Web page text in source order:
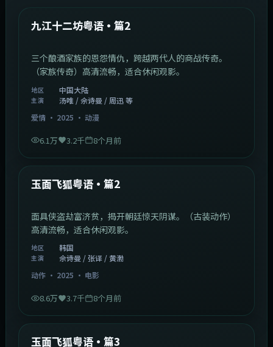
最新
九江十二坊粤语·篇2
三个酿酒家族的恩怨情仇，跨越两代人的商战传奇。
（家族传奇）高清流畅，适合休闲观影。
地区 中国大陆
主演
汤唯 / 佘诗曼 / 周迅 等
爱情· 2025 · 动漫
6.1万 3.2千 8个月前
最新
玉面飞狐粤语·篇2
面具侠盗劫富济贫，揭开朝廷惊天阴谋。（古装动作）
高清流畅，适合休闲观影。
地区 韩国
主演
佘诗曼 / 张译 / 黄渤
动作· 2025 · 电影
8.6万 3.7千 8个月前
最新
玉面飞狐粤语·篇3